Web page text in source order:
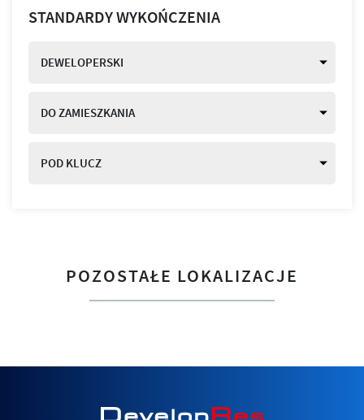
STANDARDY WYKOŃCZENIA
DEWELOPERSKI
DO ZAMIESZKANIA
POD KLUCZ
POZOSTAŁE LOKALIZACJE